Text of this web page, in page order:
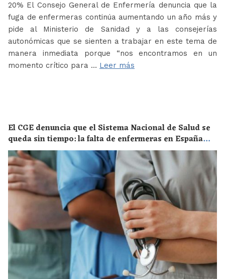
20% El Consejo General de Enfermería denuncia que la
fuga de enfermeras continúa aumentando un año más y
pide al Ministerio de Sanidad y a las consejerías
autonómicas que se sienten a trabajar en este tema de
manera inmediata porque “nos encontramos en un
momento crítico para … Leer más
El CGE denuncia que el Sistema Nacional de Salud se
queda sin tiempo: la falta de enfermeras en España
supone un riesgo enorme para la salud de toda la
población